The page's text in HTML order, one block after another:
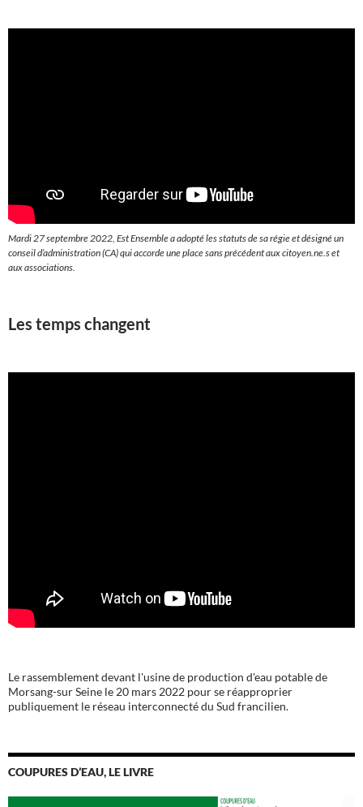
Mardi 27 septembre 2022, Est Ensemble a adopté les statuts de sa régie et désigné un
conseil d’administration (CA) qui accorde une place sans précédent aux citoyen.ne.s et
aux associations.
Les temps changent
Le rassemblement devant l'usine de production d'eau potable de
Morsang-sur Seine le 20 mars 2022 pour se réapproprier
publiquement le réseau interconnecté du Sud francilien.
COUPURES D’EAU, LE LIVRE